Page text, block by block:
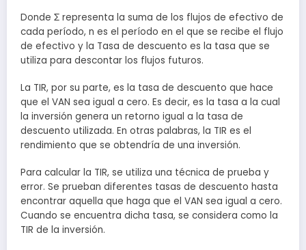
Donde Σ representa la suma de los flujos de efectivo de
cada período, n es el período en el que se recibe el flujo
de efectivo y la Tasa de descuento es la tasa que se
utiliza para descontar los flujos futuros.
La TIR, por su parte, es la tasa de descuento que hace
que el VAN sea igual a cero. Es decir, es la tasa a la cual
la inversión genera un retorno igual a la tasa de
descuento utilizada. En otras palabras, la TIR es el
rendimiento que se obtendría de una inversión.
Para calcular la TIR, se utiliza una técnica de prueba y
error. Se prueban diferentes tasas de descuento hasta
encontrar aquella que haga que el VAN sea igual a cero.
Cuando se encuentra dicha tasa, se considera como la
TIR de la inversión.